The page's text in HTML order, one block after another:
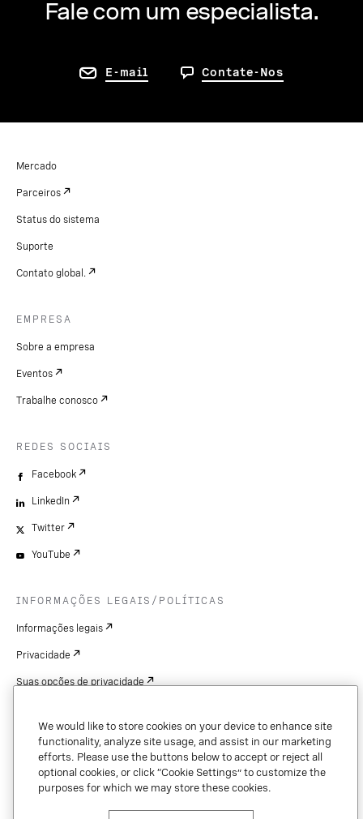
Fale com um especialista.
E-mail Contate-Nos
Mercado
Parceiros
Status do sistema
Suporte
Contato global.
EMPRESA
Sobre a empresa
Eventos
Trabalhe conosco
REDES SOCIAIS
Facebook
LinkedIn
Twitter
YouTube
INFORMAÇÕES LEGAIS/POLÍTICAS
Informações legais
Privacidade
Suas opções de privacidade
Patentes
Copyright
Segurança e confiança
We would like to store cookies on your device to enhance site
functionality, analyze site usage, and assist in our marketing
efforts. Please use the buttons below to accept or reject all
optional cookies, or click “Cookie Settings” to customize the
purposes for which we may store these cookies.